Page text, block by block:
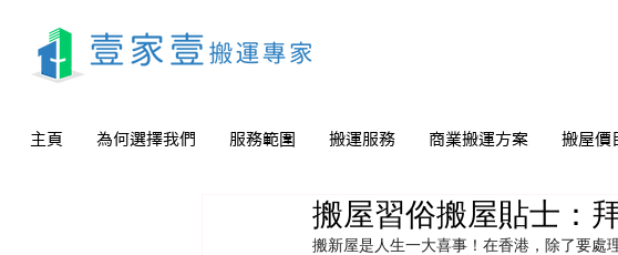
主頁 為何選擇我們 服務範圍 搬運服務 商業搬運方案 搬屋價
搬屋習俗搬屋貼士：
搬新屋是人生一大喜事！在香港，除了要處